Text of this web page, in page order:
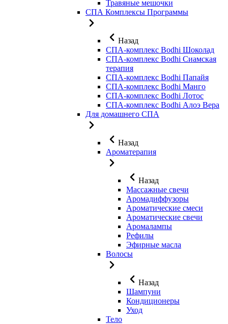
Травяные мешочки
СПА Комплексы Программы
Назад
СПА-комплекс Bodhi Шоколад
СПА-комплекс Bodhi Сиамская
терапия
СПА-комплекс Bodhi Папайя
СПА-комплекс Bodhi Манго
СПА-комплекс Bodhi Лотос
СПА-комплекс Bodhi Алоэ Вера
Для домашнего СПА
Назад
Ароматерапия
Назад
Массажные свечи
Аромадиффузоры
Ароматические смеси
Ароматические свечи
Аромалампы
Рефилы
Эфирные масла
Волосы
Назад
Шампуни
Кондиционеры
Уход
Тело